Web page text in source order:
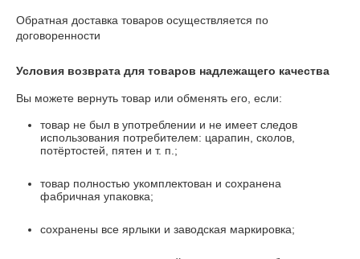
Обратная доставка товаров осуществляется по
договоренности
Условия возврата для товаров надлежащего качества
Вы можете вернуть товар или обменять его, если:
товар не был в употреблении и не имеет следов
использования потребителем: царапин, сколов,
потёртостей, пятен и т. п.;
товар полностью укомплектован и сохранена
фабричная упаковка;
сохранены все ярлыки и заводская маркировка;